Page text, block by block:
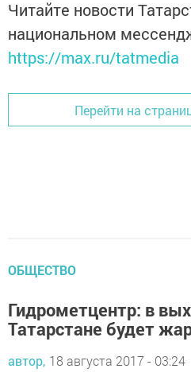
Читайте новости
национальном
https://max.ru/tatmedia
Перейти на
ОБЩЕСТВО
Гидрометцентр: в
Татарстане будет
автор, 18 августа 2017 - 03:24